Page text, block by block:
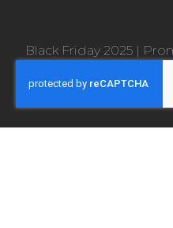
Black Friday 2025 |